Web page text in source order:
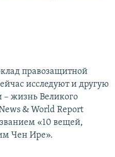
правозащитной
исследуют и другую
– жизнь Великого
& World Report
«10 вещей,
Чен Ире».